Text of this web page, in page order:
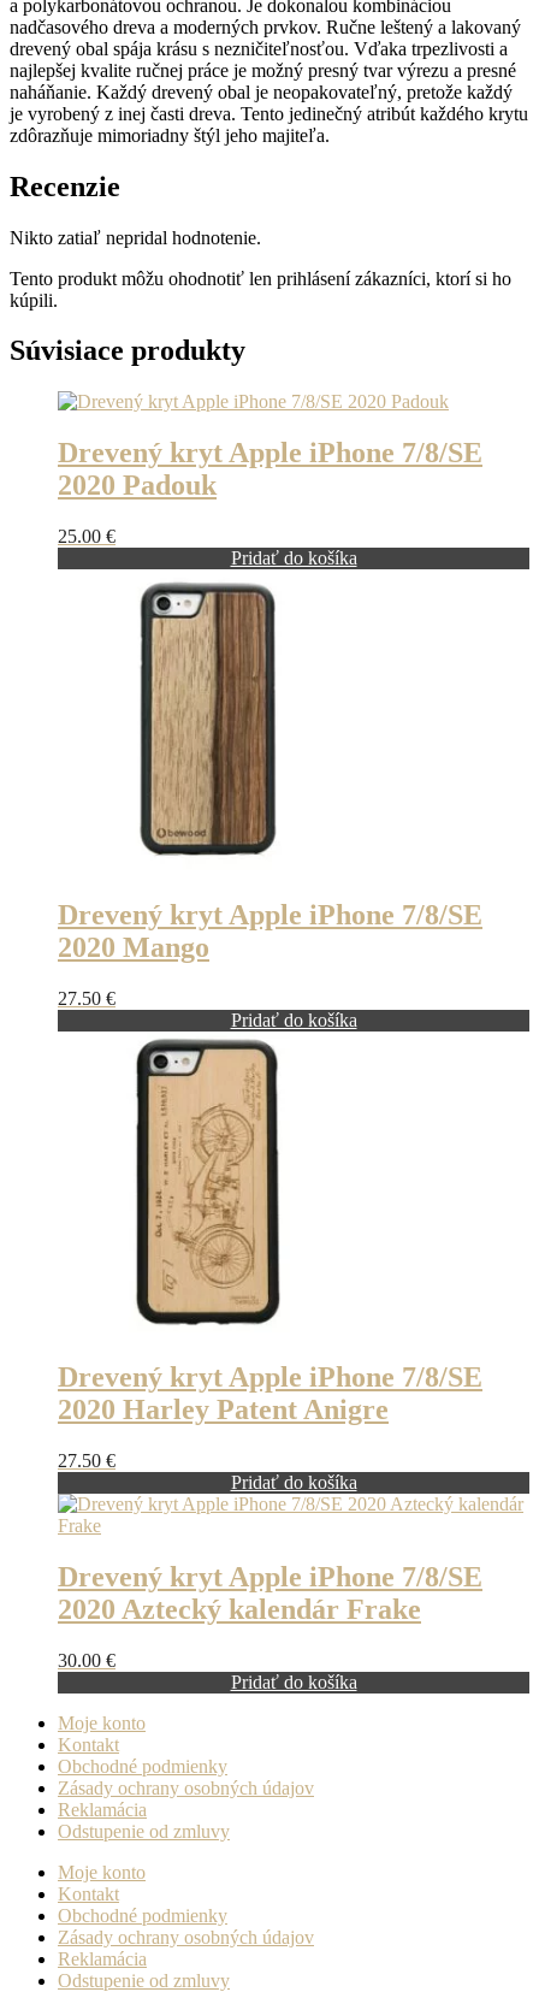
-
Neons
-
Paris
a polykarbonátovou ochranou. Je dokonalou kombináciou
nadčasového dreva a moderných prvkov. Ručne leštený a lakovaný
drevený obal spája krásu s nezničiteľnosťou. Vďaka trpezlivosti a
najlepšej kvalite ručnej práce je možný presný tvar výrezu a presné
naháňanie. Každý drevený obal je neopakovateľný, pretože každý
je vyrobený z inej časti dreva. Tento jedinečný atribút každého krytu
zdôrazňuje mimoriadny štýl jeho majiteľa.
Recenzie
Nikto zatiaľ nepridal hodnotenie.
Tento produkt môžu ohodnotiť len prihlásení zákazníci, ktorí si ho
kúpili.
Súvisiace produkty
Drevený kryt Apple iPhone 7/8/SE
2020 Padouk
25.00 €
Pridať do košíka
Drevený kryt Apple iPhone 7/8/SE
2020 Mango
27.50 €
Pridať do košíka
Drevený kryt Apple iPhone 7/8/SE
2020 Harley Patent Anigre
27.50 €
Pridať do košíka
Drevený kryt Apple iPhone 7/8/SE
2020 Aztecký kalendár Frake
30.00 €
Pridať do košíka
Moje konto
Kontakt
Obchodné podmienky
Zásady ochrany osobných údajov
Reklamácia
Odstupenie od zmluvy
Moje konto
Kontakt
Obchodné podmienky
Zásady ochrany osobných údajov
Reklamácia
Odstupenie od zmluvy